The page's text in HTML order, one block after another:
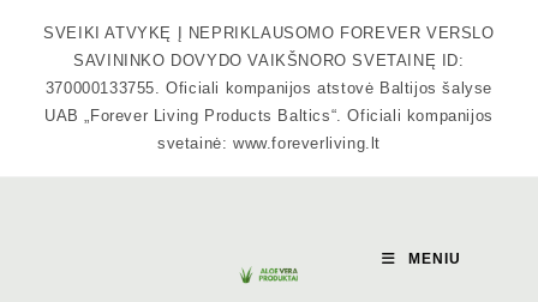
SVEIKI ATVYKĘ Į NEPRIKLAUSOMO FOREVER VERSLO
SAVININKO DOVYDO VAIKŠNORO SVETAINĘ ID:
370000133755. Oficiali kompanijos atstovė Baltijos šalyse
UAB „Forever Living Products Baltics“. Oficiali kompanijos
svetainė: www.foreverliving.lt
MENIU